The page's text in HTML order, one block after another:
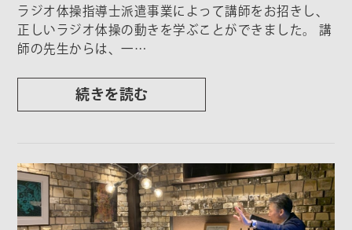
ラジオ体操指導士派遣事業によって講師をお招きし、
正しいラジオ体操の動きを学ぶことができました。 講
師の先生からは、一…
続きを読む